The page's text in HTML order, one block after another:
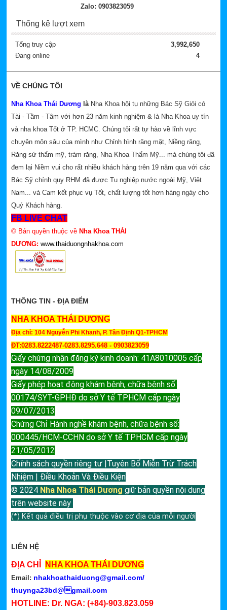
Zalo: 0903823059
Thống kê lượt xem
Tổng truy cập
3,992,650
Đang online
4
VỀ CHÚNG TÔI
Nha Khoa Thái Dương là Nha Khoa hội tụ những Bác Sỹ Giỏi có
Tài - Tầm - Tâm với hơn 23 năm kinh nghiệm & là Nha Khoa uy tín
và nha khoa Tốt ở TP. HCMC. Chúng tôi rất tự hào về lĩnh vực
chuyên môn sâu của mình như Chỉnh hình răng mặt, Niềng răng,
Răng sứ thẩm mỹ, trám răng, Nha Khoa Thẩm Mỹ... mà chúng tôi đã
đem lại Niềm vui cho rất nhiều khách hàng trên 19 năm qua với các
Bác Sỹ chính quy RHM đã được Tu nghiệp nước ngoài Mỹ, Việt
Nam... và Cam kết phục vụ Tốt, chất lượng tốt hơn hàng ngày cho
Quý Khách hàng.
FB LIVE CHAT
© Bản quyền thuộc về Nha Khoa THÁI
DƯƠNG: www.thaiduongnhakhoa.com
THÔNG TIN - ĐỊA ĐIỂM
NHA KHOA THÁI DƯƠNG
Địa chỉ: 104 Nguyễn Phi Khanh, P. Tân Định Q1-TPHCM
ĐT:0283.8222487-0283.8295.648 - 0903823059
Giấy chứng nhận đăng ký kinh doanh: 41A8010005 cấp
ngày 14/08/2009
Giấy phép hoạt động khám bệnh, chữa bệnh số:
00174/SYT-GPHĐ do sở Y tế TPHCM cấp ngày
09/07/2013
Chứng Chỉ Hành nghề khám bệnh, chữa bệnh số:
000445/HCM-CCHN do sở Y tế TPHCM cấp ngày
21/05/2012
Chính sách quyền riêng tư |Tuyên Bố Miễn Trừ Trách
Nhiệm | Điều Khoản Và Điều Kiện
© 2024 Nha Nhoa Thái Dương giữ bản quyền nội dung
trên website này
(*) Kết quả điều trị phụ thuộc vào cơ địa của mỗi người
LIÊN HỆ
ĐỊA CHỈ NHA KHOA THÁI DƯƠNG
Email: nhakhoathaiduong@gmail.com/
thuynga23bd@gmail.com
HOTLINE: Dr. NGA: (+84)-903.823.059